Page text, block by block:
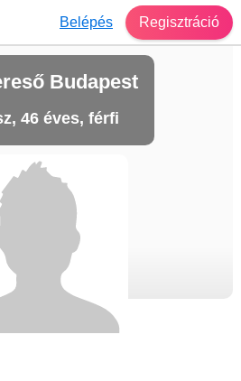
Belépés Regisztráció
Budapest
46 éves, férfi